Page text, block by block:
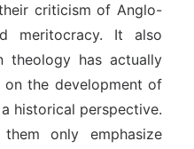
criticism of Anglo-
meritocracy. It also
theology has actually
the development of
historical perspective.
only emphasize